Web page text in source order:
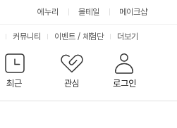
에누리 몰테일 메이크샵
최근
관심 로그인
커뮤니티 이벤트 / 체험단 서
비
스
더보기